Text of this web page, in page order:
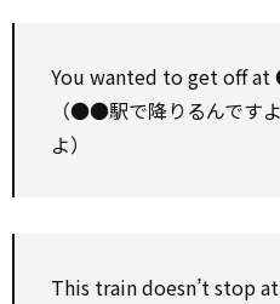
You wanted toget offat
（●●駅で降りるんです
よ）
This train doesn’t stop